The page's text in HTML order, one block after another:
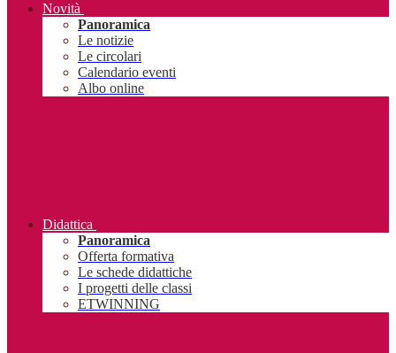
Novità
Panoramica
Le notizie
Le circolari
Calendario eventi
Albo online
Didattica
Panoramica
Offerta formativa
Le schede didattiche
I progetti delle classi
ETWINNING